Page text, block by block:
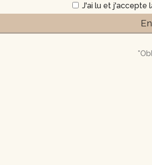
J'ai lu et j'accepte